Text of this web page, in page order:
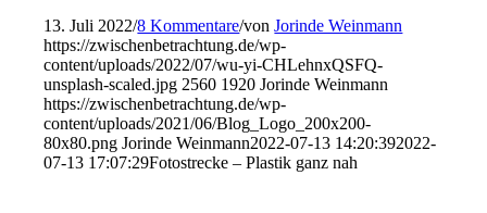
13. Juli 2022/8 Kommentare/vonJorinde Weinmann
https://zwischenbetrachtung.de/wp-
content/uploads/2022/07/wu-yi-CHLehnxQSFQ-
unsplash-scaled.jpg 2560 1920 Jorinde Weinmann
https://zwischenbetrachtung.de/wp-
content/uploads/2021/06/Blog_Logo_200x200-
80x80.png Jorinde Weinmann2022-07-13 14:20:392022-
07-13 17:07:29Fotostrecke – Plastik ganz nah